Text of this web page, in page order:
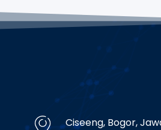
Ciseeng, Bogor,